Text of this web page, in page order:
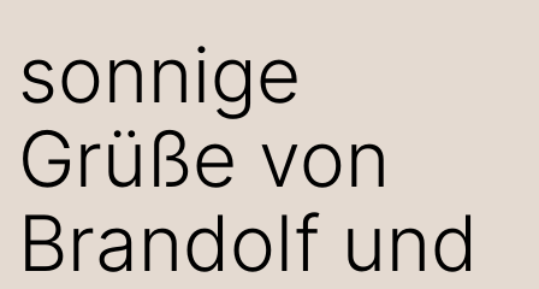
sonnige
Grüße von
Brandolf und